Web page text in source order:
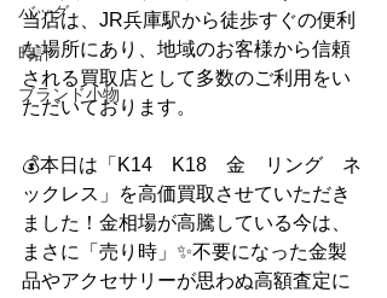
バッグ
時計
ブランド小物
当店は、JR兵庫駅から徒歩すぐの便利
な場所にあり、地域のお客様から信頼
される買取店として多数のご利用をい
ただいております。
💰本日は「K14　K18　金　リング　ネ
ックレス」を高価買取させていただき
ました！金相場が高騰している今は、
まさに「売り時」✨不要になった金製
品やアクセサリーが思わぬ高額査定に